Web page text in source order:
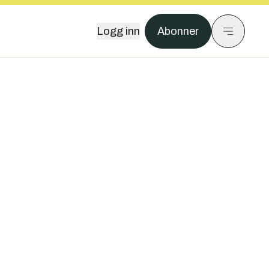
Logg inn Abonner